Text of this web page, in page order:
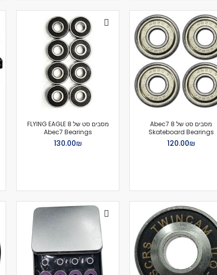
מסבים סט של 8 Abec7
Skateboard Bearings
₪‏120.00
מסבים סט של 8 FLYING EAGLE
Abec7 Bearings
₪‏130.00